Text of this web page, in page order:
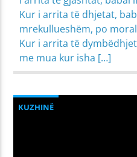
Kur i arrita të dhjetat,
mrekullueshëm, po
Kur i arrita të
me mua kur isha […]
KUZHINË